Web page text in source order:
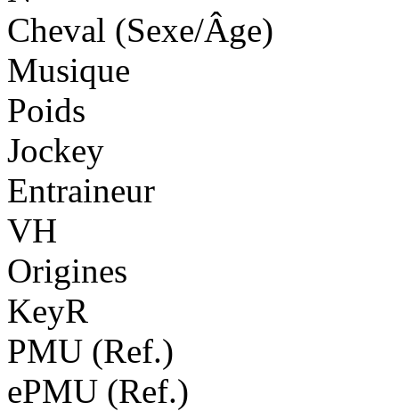
Cheval (Sexe/Âge)
Musique
Poids
Jockey
Entraineur
VH
Origines
KeyR
PMU (Ref.)
ePMU (Ref.)